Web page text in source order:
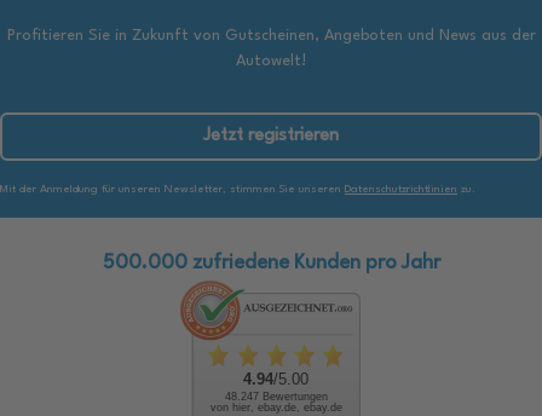
Profitieren Sie in Zukunft von Gutscheinen, Angeboten und News aus der
Autowelt!
Jetzt registrieren
Mit der Anmeldung für unseren Newsletter, stimmen Sie unseren Datenschutzrichtlinien zu.
500.000 zufriedene Kunden pro Jahr
4.94/5.00
48.247 Bewertungen
von hier, ebay.de, ebay.de